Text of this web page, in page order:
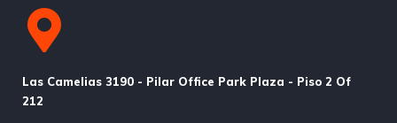
Las Camelias 3190 - Pilar Office Park Plaza - Piso 2 Of
212